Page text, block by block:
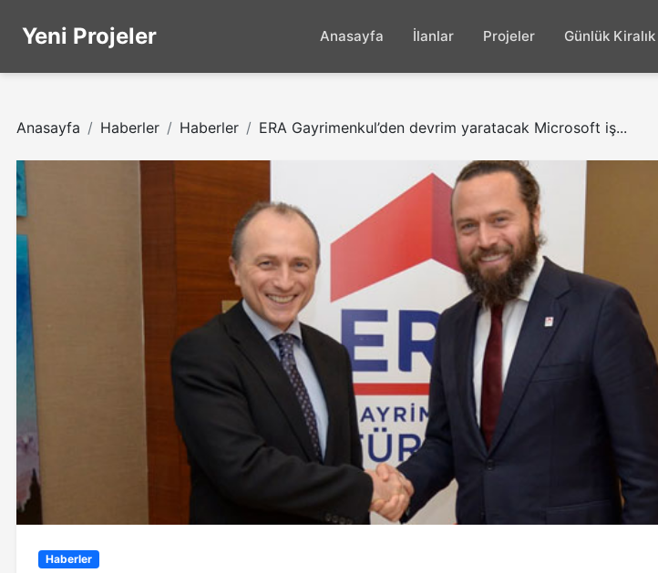
Yeni Projeler Anasayfa İlanlar Projeler Günlük Kiralık
Anasayfa Haberler Haberler ERA Gayrimenkul’den devrim yaratacak Microsoft iş...
Haberler